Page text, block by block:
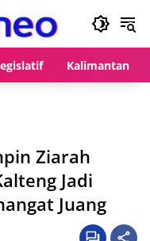
Kalimantan
Ziarah
Jadi
Juang